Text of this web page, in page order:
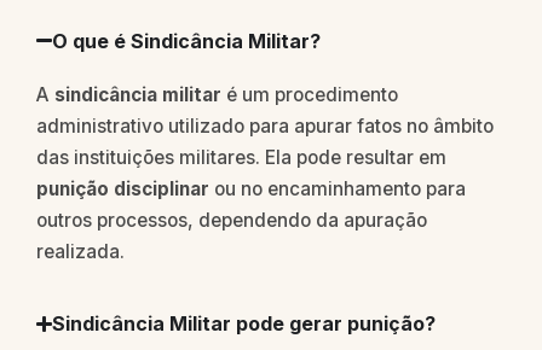
O que é Sindicância Militar?
A sindicância militar é um procedimento
administrativo utilizado para apurar fatos no âmbito
das instituições militares. Ela pode resultar em
punição disciplinar ou no encaminhamento para
outros processos, dependendo da apuração
realizada.
Sindicância Militar pode gerar punição?